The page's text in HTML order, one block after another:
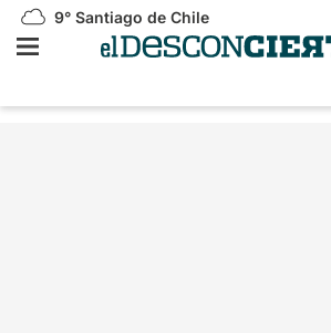
9° Santiago de Chile